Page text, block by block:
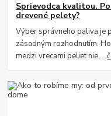
Sprievodca kvalitou.
drevené pelety?
Výber správneho paliva je
zásadným rozhodnutím.
medzi vrecami peliet nie ...